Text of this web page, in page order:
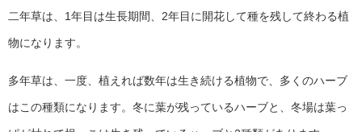
二年草は、1年目は生長期間、2年目に開花して種を残して終わる植
物になります。
多年草は、一度、植えれば数年は生き続ける植物で、多くのハーブ
はこの種類になります。冬に葉が残っているハーブと、冬場は葉っ